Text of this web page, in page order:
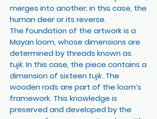
merges into another; in this case, the
human deer or its reverse.
The foundation of the artwork is a
Mayan loom, whose dimensions are
determined by threads known as
tujk. In this case, the piece contains a
dimension of sixteentujk. The
wooden rods are part of the loom’s
framework. This knowledge is
preserved and developed by the